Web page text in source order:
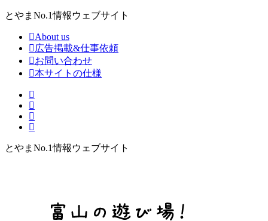
とやまNo.1情報ウェブサイト
About us
広告掲載&仕事依頼
お問い合わせ
本サイトの仕様
とやまNo.1情報ウェブサイト